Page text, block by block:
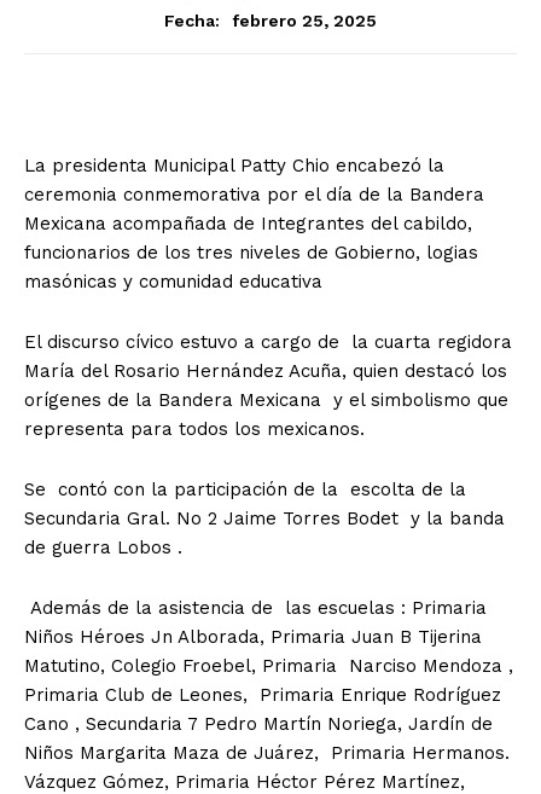
Fecha:
febrero 25, 2025
La presidenta Municipal Patty Chio encabezó la
ceremonia conmemorativa por el día de la Bandera
Mexicana acompañada de Integrantes del cabildo,
funcionarios de los tres niveles de Gobierno, logias
masónicas y comunidad educativa
El discurso cívico estuvo a cargo de la cuarta regidora
María del Rosario Hernández Acuña, quien destacó los
orígenes de la Bandera Mexicana y el simbolismo que
representa para todos los mexicanos.
Se contó con la participación de la escolta de la
Secundaria Gral. No 2 Jaime Torres Bodet y la banda
de guerra Lobos .
Además de la asistencia de las escuelas : Primaria
Niños Héroes Jn Alborada, Primaria Juan B Tijerina
Matutino, Colegio Froebel, Primaria Narciso Mendoza ,
Primaria Club de Leones, Primaria Enrique Rodríguez
Cano , Secundaria 7 Pedro Martín Noriega, Jardín de
Niños Margarita Maza de Juárez, Primaria Hermanos.
Vázquez Gómez, Primaria Héctor Pérez Martínez,